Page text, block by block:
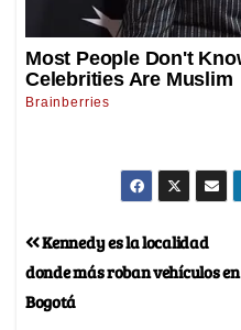
Kennedy es la localidad
donde más roban vehículos en
Bogotá